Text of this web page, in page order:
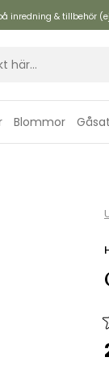
inredning & tillbehör
Blommor